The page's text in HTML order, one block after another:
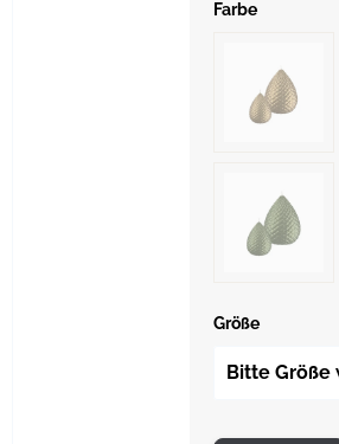
Farbe
Größe
Bitte Größe